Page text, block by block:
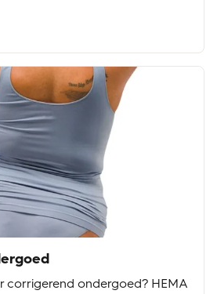
corrigerend ondergoed? HEMA